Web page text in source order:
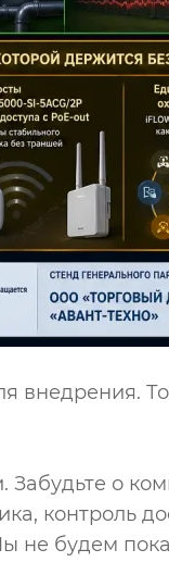
внедрения.
о
контроль
не будем